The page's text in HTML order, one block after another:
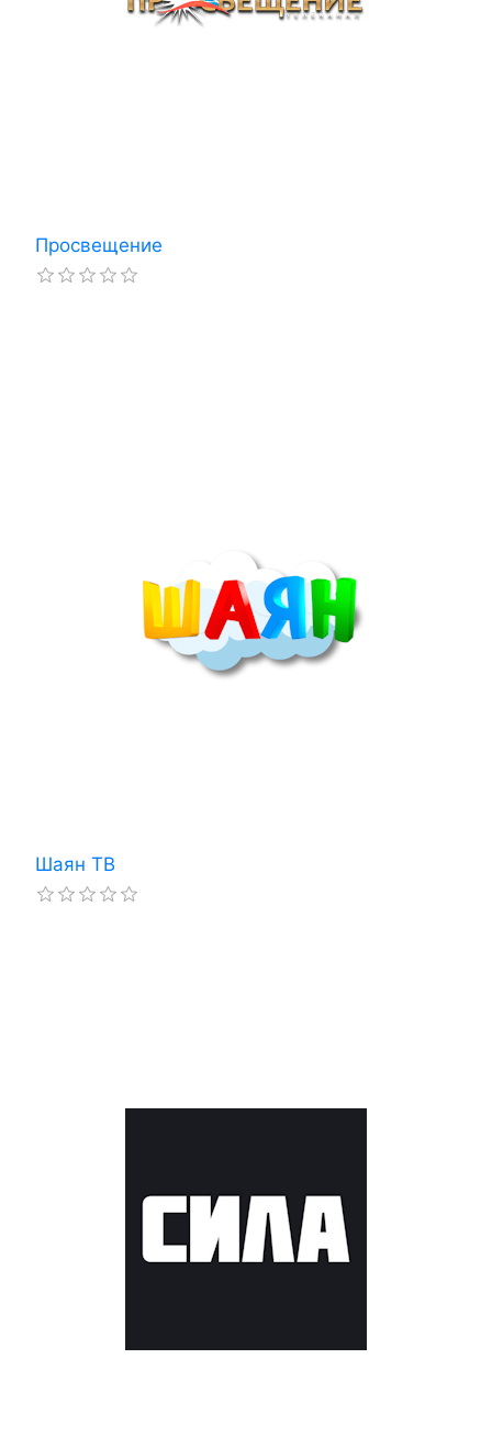
Просвещение
Шаян ТВ